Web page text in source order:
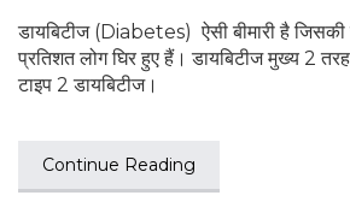
डायबिटीज (Diabetes) ऐसी बीमारी है
प्रतिशत लोग घिर हुए हैं। डायबिटीज मुख्य 2
टाइप 2 डायबिटीज।
Continue Reading